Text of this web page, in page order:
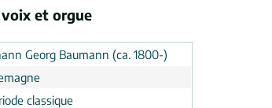
voix et orgue
Georg Baumann (ca. 1800-)
classique